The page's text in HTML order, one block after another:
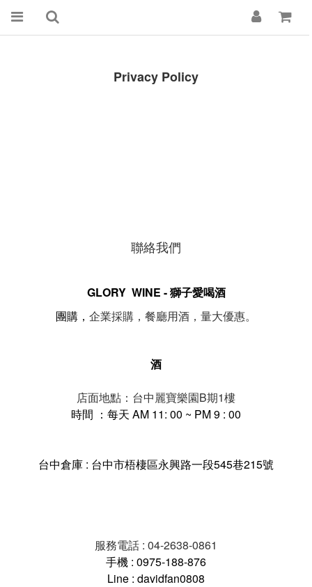
Privacy Policy
聯絡我們
GLORY WINE - 獅子愛喝酒
團購， 企業採購，餐廳用酒，量大優惠。
酒
店面地點：台中麗寶樂園B期1樓
時間 ：每天 AM 11: 00 ~ PM 9 : 00
台中倉庫 : 台中市梧棲區永興路一段545巷215號
服務電話 : 04-2638-0861
手機 : 0975-188-876
Line : davidfan0808